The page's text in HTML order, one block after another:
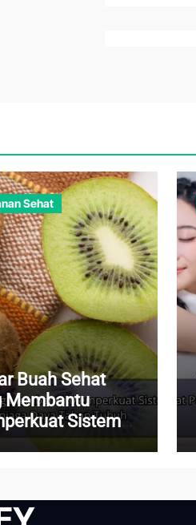
Sehat
Buah Sehat
Membantu
Sistem
dan Menjaga